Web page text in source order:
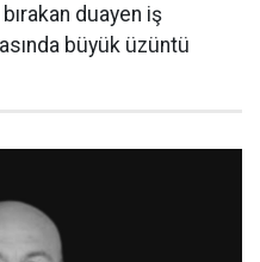
duayen iş
büyük üzüntü